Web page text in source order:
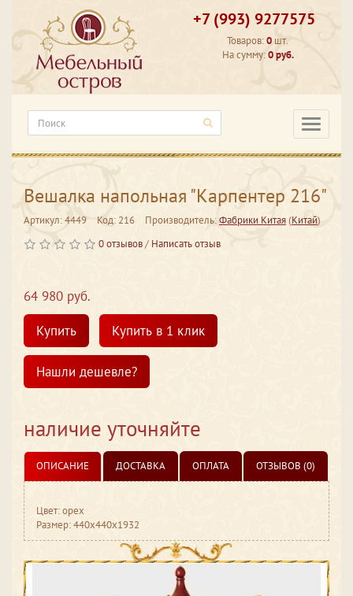
+7 (993) 9277575
Товаров:0 шт.
На сумму:0 руб.
Вешалка напольная "Карпентер 216"
Артикул: 4449 Код: 216 Производитель:Фабрики Китая(Китай)
0 отзывов/ Написать отзыв
64 980 руб.
Купить
Купить в 1 клик
Нашли дешевле?
наличие уточняйте
ОПИСАНИЕ ДОСТАВКА ОПЛАТА ОТЗЫВОВ (0)
Цвет: орех
Размер: 440x440x1932